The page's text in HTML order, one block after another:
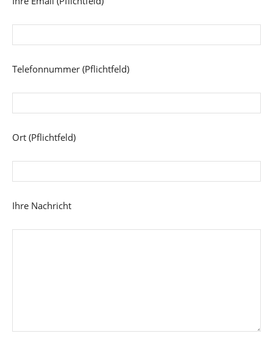
Telefonnummer (Pflichtfeld)
Ort (Pflichtfeld)
Ihre Nachricht